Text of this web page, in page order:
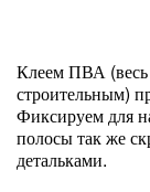
Клеем ПВА
строительным)
Фиксируем для
полосы так же
детальками.